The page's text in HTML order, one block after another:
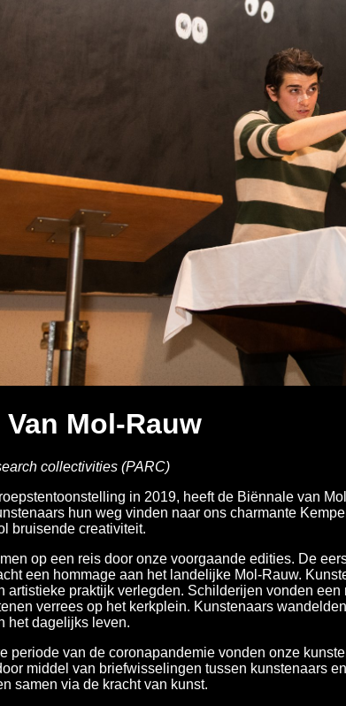
Mol-Rauw
collectivities (PARC)
in 2019, heeft de Biënnale van
hun weg vinden naar ons charmante
bruisende creativiteit.
op een reis door onze voorgaande edities. De
een hommage aan het landelijke Mol-Rauw.
artistieke praktijk verlegden. Schilderijen vonden
verrees op het kerkplein. Kunstenaars
het dagelijks leven.
periode van de coronapandemie vonden onze
middel van briefwisselingen tussen kunstenaars
samen via de kracht van kunst.